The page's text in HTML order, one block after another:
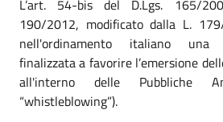
L’art. 54-bis del D.Lgs. 165/
190/2012, modificato dalla L.
nell'ordinamento italiano una
finalizzata a favorire l’emersione
all'interno delle Pubbliche
“whistleblowing”).